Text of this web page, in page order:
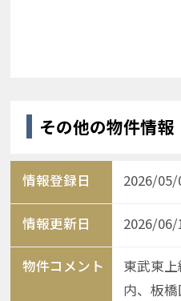
その他の物件情報
情報登録日 2026/05/
情報更新日 2026/06/
物件コメント
東武東
内、板